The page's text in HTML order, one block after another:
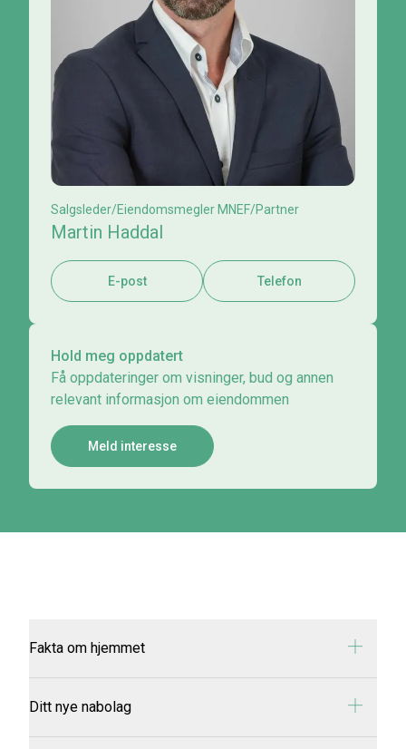
Salgsleder/Eiendomsmegler MNEF/Partner
Martin Haddal
E-post Telefon
Hold meg oppdatert
Få oppdateringer om visninger, bud og annen
relevant informasjon om eiendommen
Meld interesse
Fakta om hjemmet
Adresse:
Søre Eika 266
Oppragsnummer:
Prisantydning:kr 3 490 000
Ditt nye nabolag